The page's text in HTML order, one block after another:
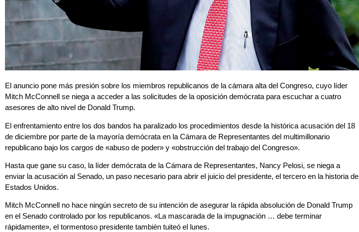
El anuncio pone más presión sobre los miembros republicanos de la cámara alta del Congreso, cuyo líder
Mitch McConnell se niega a acceder a las solicitudes de la oposición demócrata para escuchar a cuatro
asesores de alto nivel de Donald Trump.
El enfrentamiento entre los dos bandos ha paralizado los procedimientos desde la histórica acusación del 18
de diciembre por parte de la mayoría demócrata en la Cámara de Representantes del multimillonario
republicano bajo los cargos de «abuso de poder» y «obstrucción del trabajo del Congreso».
Hasta que gane su caso, la líder demócrata de la Cámara de Representantes, Nancy Pelosi, se niega a
enviar la acusación al Senado, un paso necesario para abrir el juicio del presidente, el tercero en la historia de
Estados Unidos.
Mitch McConnell no hace ningún secreto de su intención de asegurar la rápida absolución de Donald Trump
en el Senado controlado por los republicanos. «La mascarada de la impugnación … debe terminar
rápidamente», el tormentoso presidente también tuiteó el lunes.